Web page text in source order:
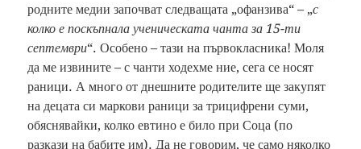
родните медии започват следващата „офанзива“ – „с
колко е поскъпнала ученическата чанта за 15-ти
септември“. Особено – тази на първокласника! Моля
да ме извините – с чанти ходехме ние, сега се носят
раници. А много от днешните родителите ще закупят
на децата си маркови раници за трицифрени суми,
обяснявайки, колко евтино е било при Соца (по
разкази на бабите им). Да не говорим, че само няколко